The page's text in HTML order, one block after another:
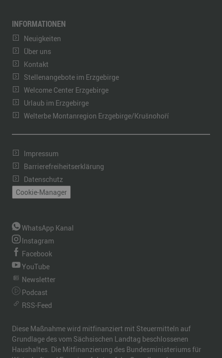
INFORMATIONEN
Neuigkeiten
Über uns
Kontakt
Stellenangebote im Erzgebirge
Welcome Center Erzgebirge
Urlaub im Erzgebirge
Welterbe Montanregion Erzgebirge/Krušnohoří
Impressum
Barrierefreiheitserklärung
Datenschutz
Cookie-Manager
WhatsApp Kanal
Instagram
Facebook
YouTube
Newsletter
Podcast
RSS-Feed
Diese Maßnahme wird mitfinanziert mit Steuermitteln auf
Grundlage des vom Sächsischen Landtag beschlossenen
Haushaltes. Die Mitfinanzierung des Bundesministeriums für